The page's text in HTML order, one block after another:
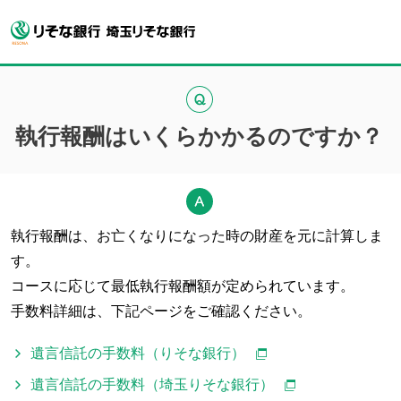
執行報酬はいくらかかるのですか？
執行報酬は、お亡くなりになった時の財産を元に計算しま
す。
コースに応じて最低執行報酬額が定められています。
手数料詳細は、下記ページをご確認ください。
遺言信託の手数料（りそな銀行）
遺言信託の手数料（埼玉りそな銀行）